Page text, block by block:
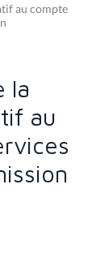
au compte
la
au